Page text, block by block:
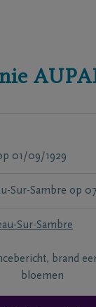
01/09/1929
Sur-Sambre op
Sur-Sambre
brand
bloemen